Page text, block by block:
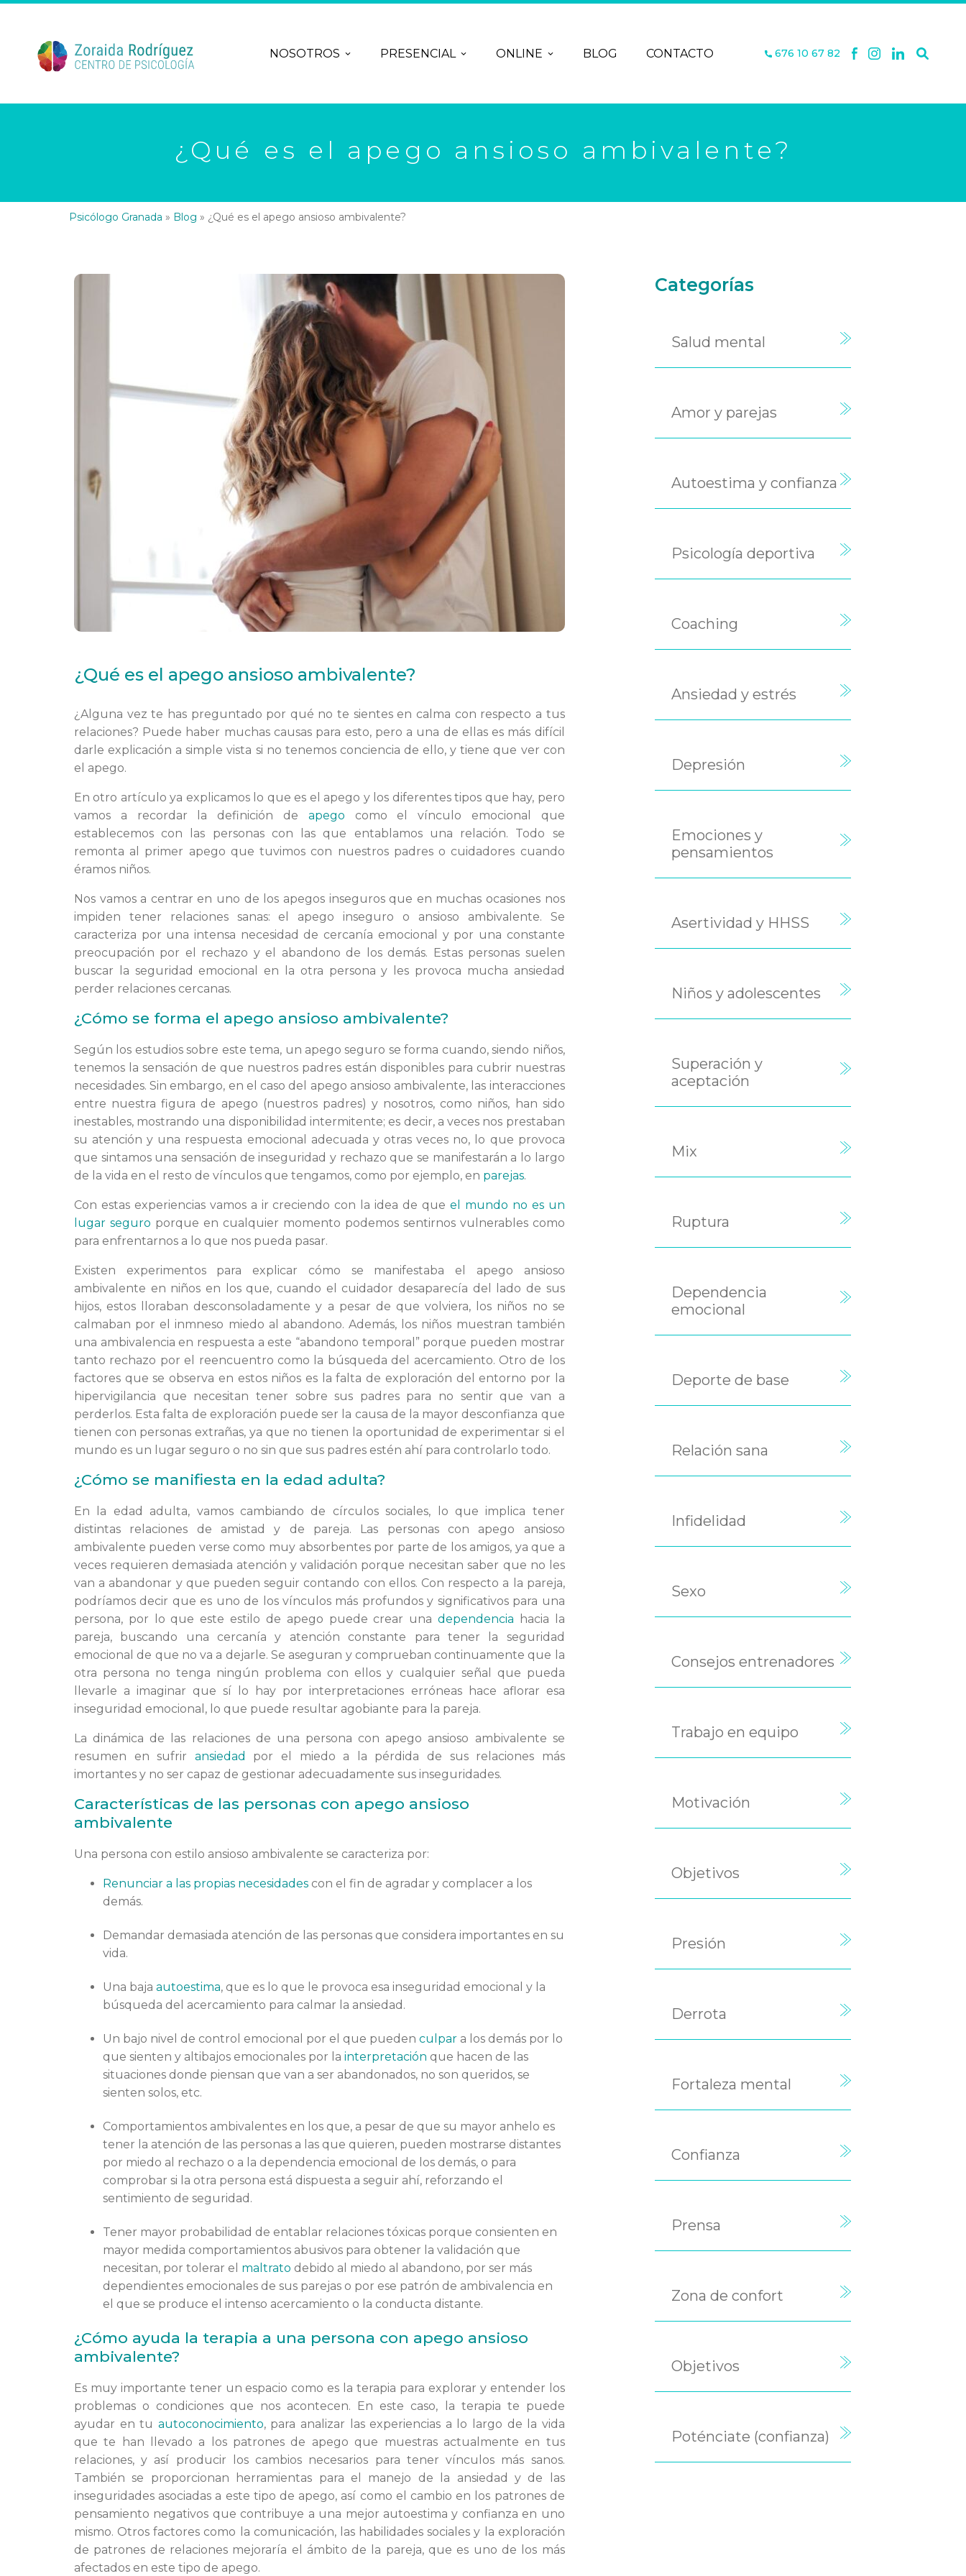
NOSOTROS PRESENCIAL ONLINE BLOG CONTACTO 676 10 67 82
¿Qué es el apego ansioso ambivalente?
Psicólogo Granada » Blog » ¿Qué es el apego ansioso ambivalente?
¿Qué es el apego ansioso ambivalente?
¿Alguna vez te has preguntado por qué no te sientes en calma con respecto a tus
relaciones? Puede haber muchas causas para esto, pero a una de ellas es más difícil
darle explicación a simple vista si no tenemos conciencia de ello, y tiene que ver con
el apego.
En otro artículo ya explicamos lo que es el apego y los diferentes tipos que hay, pero
vamos a recordar la definición de apego como el vínculo emocional que
establecemos con las personas con las que entablamos una relación. Todo se
remonta al primer apego que tuvimos con nuestros padres o cuidadores cuando
éramos niños.
Nos vamos a centrar en uno de los apegos inseguros que en muchas ocasiones nos
impiden tener relaciones sanas: el apego inseguro o ansioso ambivalente. Se
caracteriza por una intensa necesidad de cercanía emocional y por una constante
preocupación por el rechazo y el abandono de los demás. Estas personas suelen
buscar la seguridad emocional en la otra persona y les provoca mucha ansiedad
perder relaciones cercanas.
¿Cómo se forma el apego ansioso ambivalente?
Según los estudios sobre este tema, un apego seguro se forma cuando, siendo niños,
tenemos la sensación de que nuestros padres están disponibles para cubrir nuestras
necesidades. Sin embargo, en el caso del apego ansioso ambivalente, las interacciones
entre nuestra figura de apego (nuestros padres) y nosotros, como niños, han sido
inestables, mostrando una disponibilidad intermitente; es decir, a veces nos prestaban
su atención y una respuesta emocional adecuada y otras veces no, lo que provoca
que sintamos una sensación de inseguridad y rechazo que se manifestarán a lo largo
de la vida en el resto de vínculos que tengamos, como por ejemplo, en parejas.
Con estas experiencias vamos a ir creciendo con la idea de queel mundo no es un
lugar seguro porque en cualquier momento podemos sentirnos vulnerables como
para enfrentarnos a lo que nos pueda pasar.
Existen experimentos para explicar cómo se manifestaba el apego ansioso
ambivalente en niños en los que, cuando el cuidador desaparecía del lado de sus
hijos, estos lloraban desconsoladamente y a pesar de que volviera, los niños no se
calmaban por el inmneso miedo al abandono. Además, los niños muestran también
una ambivalencia en respuesta a este “abandono temporal” porque pueden mostrar
tanto rechazo por el reencuentro como la búsqueda del acercamiento. Otro de los
factores que se observa en estos niños es la falta de exploración del entorno por la
hipervigilancia que necesitan tener sobre sus padres para no sentir que van a
perderlos. Esta falta de exploración puede ser la causa de la mayor desconfianza que
tienen con personas extrañas, ya que no tienen la oportunidad de experimentar si el
mundo es un lugar seguro o no sin que sus padres estén ahí para controlarlo todo.
¿Cómo se manifiesta en la edad adulta?
En la edad adulta, vamos cambiando de círculos sociales, lo que implica tener
distintas relaciones de amistad y de pareja. Las personas con apego ansioso
ambivalente pueden verse como muy absorbentes por parte de los amigos, ya que a
veces requieren demasiada atención y validación porque necesitan saber que no les
van a abandonar y que pueden seguir contando con ellos. Con respecto a la pareja,
podríamos decir que es uno de los vínculos más profundos y significativos para una
persona, por lo que este estilo de apego puede crear unadependencia hacia la
pareja, buscando una cercanía y atención constante para tener la seguridad
emocional de que no va a dejarle. Se aseguran y comprueban continuamente que la
otra persona no tenga ningún problema con ellos y cualquier señal que pueda
llevarle a imaginar que sí lo hay por interpretaciones erróneas hace aflorar esa
inseguridad emocional, lo que puede resultar agobiante para la pareja.
La dinámica de las relaciones de una persona con apego ansioso ambivalente se
resumen en sufrir ansiedad
por el miedo a la pérdida de sus relaciones más
imortantes y no ser capaz de gestionar adecuadamente sus inseguridades.
Características de las personas con apego ansioso
ambivalente
Una persona con estilo ansioso ambivalente se caracteriza por:
Renunciar a las propias necesidadescon el fin de agradar y complacer a los
demás.
Demandar demasiada atención de las personas que considera importantes en su
vida.
Una baja autoestima, que es lo que le provoca esa inseguridad emocional y la
búsqueda del acercamiento para calmar la ansiedad.
Un bajo nivel de control emocional por el que pueden culpara los demás por lo
que sienten y altibajos emocionales por la interpretación que hacen de las
situaciones donde piensan que van a ser abandonados, no son queridos, se
sienten solos, etc.
Comportamientos ambivalentes en los que, a pesar de que su mayor anhelo es
tener la atención de las personas a las que quieren, pueden mostrarse distantes
por miedo al rechazo o a la dependencia emocional de los demás, o para
comprobar si la otra persona está dispuesta a seguir ahí, reforzando el
sentimiento de seguridad.
Tener mayor probabilidad de entablar relaciones tóxicas porque consienten en
mayor medida comportamientos abusivos para obtener la validación que
necesitan, por tolerar el maltrato debido al miedo al abandono, por ser más
dependientes emocionales de sus parejas o por ese patrón de ambivalencia en
el que se produce el intenso acercamiento o la conducta distante.
¿Cómo ayuda la terapia a una persona con apego ansioso
ambivalente?
Es muy importante tener un espacio como es la terapia para explorar y entender los
problemas o condiciones que nos acontecen. En este caso, la terapia te puede
ayudar en tu autoconocimiento, para analizar las experiencias a lo largo de la vida
que te han llevado a los patrones de apego que muestras actualmente en tus
relaciones, y así producir los cambios necesarios para tener vínculos más sanos.
También se proporcionan herramientas para el manejo de la ansiedad y de las
inseguridades asociadas a este tipo de apego, así como el cambio en los patrones de
pensamiento negativos que contribuye a una mejor autoestima y confianza en uno
mismo. Otros factores como la comunicación, las habilidades sociales y la exploración
de patrones de relaciones mejoraría el ámbito de la pareja, que es uno de los más
afectados en este tipo de apego.
Categorías
Salud mental
Amor y parejas
Autoestima y confianza
Psicología deportiva
Coaching
Ansiedad y estrés
Depresión
Emociones y
pensamientos
Asertividad y HHSS
Niños y adolescentes
Superación y
aceptación
Mix
Ruptura
Dependencia
emocional
Deporte de base
Relación sana
Infidelidad
Sexo
Consejos entrenadores
Trabajo en equipo
Motivación
Objetivos
Presión
Derrota
Fortaleza mental
Confianza
Prensa
Zona de confort
Objetivos
Poténciate (confianza)